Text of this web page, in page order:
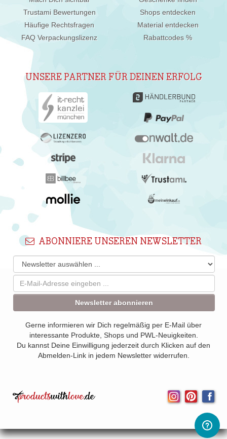
Trustami Bewertungen
Häufige Rechtsfragen
FAQ Verpackungslizenz
Shops entdecken
Material entdecken
Rabattcodes %
UNSERE PARTNER FÜR DEINEN ERFOLG
ABONNIERE UNSEREN NEWSLETTER
Newsletter abonnieren
Gerne informieren wir Dich regelmäßig per E-Mail über
interessante Produkte, Shops und PWL-Neuigkeiten.
Du kannst Deine Einwilligung jederzeit durch Klicken auf den
Abmelden-Link in jedem Newsletter widerrufen.